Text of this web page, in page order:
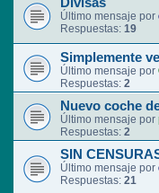
Último mensaje por
Respuestas: 19
Simplemente
Último mensaje por
Respuestas: 2
Nuevo coche
Último mensaje por
Respuestas: 2
SIN
Último mensaje por
Respuestas: 21